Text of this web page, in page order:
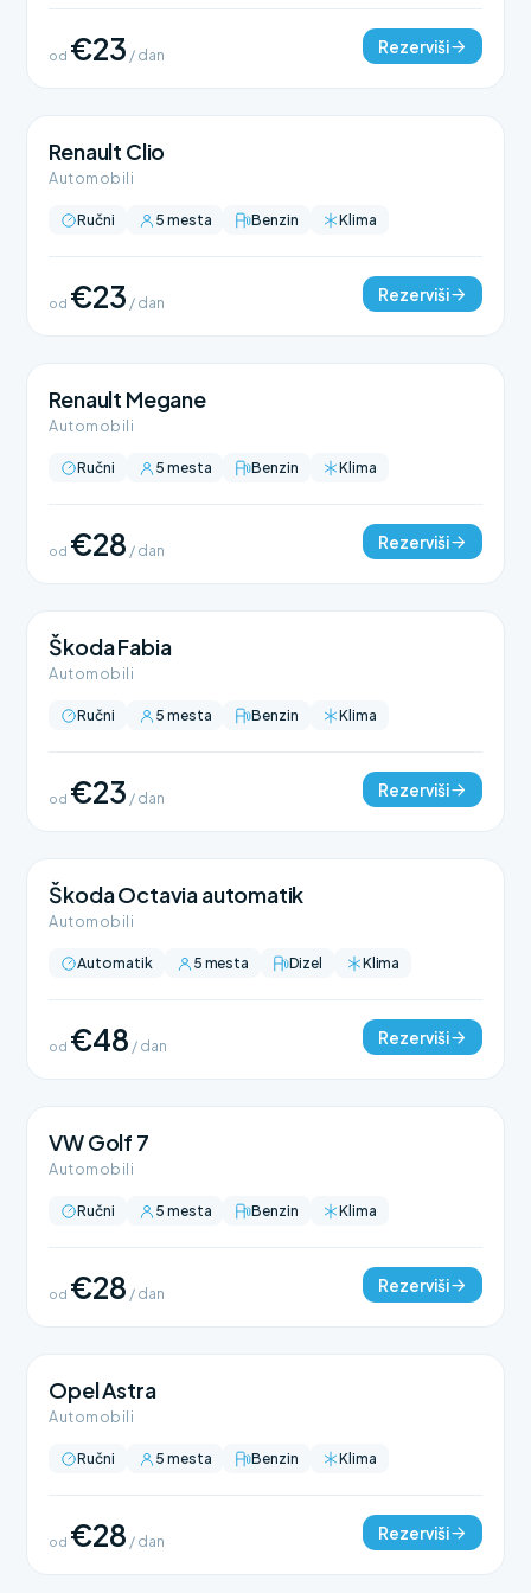
od €23 / dan Rezerviši
Renault Clio
Automobili
Ručni 5 mesta Benzin Klima
od €23 / dan Rezerviši
Renault Megane
Automobili
Ručni 5 mesta Benzin Klima
od €28 / dan Rezerviši
Škoda Fabia
Automobili
Ručni 5 mesta Benzin Klima
od €23 / dan Rezerviši
Škoda Octavia automatik
Automobili
Automatik 5 mesta Dizel Klima
od €48 / dan Rezerviši
VW Golf 7
Automobili
Ručni 5 mesta Benzin Klima
od €28 / dan Rezerviši
Opel Astra
Automobili
Ručni 5 mesta Benzin Klima
od €28 / dan Rezerviši